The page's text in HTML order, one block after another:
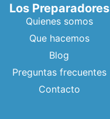
Los Preparadores
Quienes somos
Que hacemos
Blog
Preguntas frecuentes
Contacto